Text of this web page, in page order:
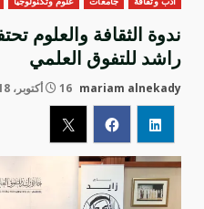
راشد للتفوق العلمي
mariam alnekady 16 أكتوبر، 2018